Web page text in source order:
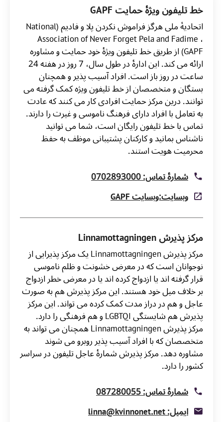
خط تلیفون ویژۀ حمایت GAPF
اتحادیۀ ملی هرگز فراموش نکردن پلا و فادیم (National
Association of Never Forget Pela and Fadime ،
GAPF) از طریق خط تلیفون ویژۀ خود حمایت و مشاوره
ارائه می کند. این ادارۀ در طول سال، 7 روز در هفته 24
ساعت در روز باز است. افراد آسیب پذیر و همچنان
بستگان و متخصصان از خط تلیفون ویژه کمک گرفته می
توانند. درین مرکز حمایت افرادی کار می کنند که عادت
به تعامل با افراد دارای فرهنگ ناموسی و غیرت را دارند.
تماس با خط تلیفون رایگان است، شما می توانید
ناشناس بمانید و کارکنان پشتیبانی موظف به حفظ
محرمیت هویت استند.
شمارۀ تماس: 0702893000
وبسایت:وبسایت GAPF
مرکز پذیرش Linnamottagningen
مرکز پذیرش Linnamottagningen یک مرکز پذیرایی از
نوجوانان است که در معرض خشونت و ظلم ناموسی
قرار گرفته اند یا ازدواج کرده اند یا در معرض خطر ازدواج
بر خلاف میل خود هستند. این مرکز پذیرش هم به صورت
عاجل و هم در دراز مدت کمک کرده می تواند. این مرکز
پذیرش هم شایستگی LGBTQI و هم فرهنگی را دارد.
مرکز پذیرش Linnamottagningen همچنان می تواند به
متخصصان که با افراد آسیب پذیر روبرو می شوند
مشاوره دهد. مرکز پذیرش شمارۀ عاجل تلیفون در سراسر
کشور را دارد.
شمارۀ تماس: 087280055
ایمیل: linna@kvinnonet.net